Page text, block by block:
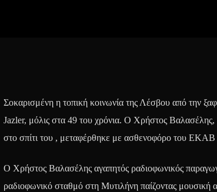
Σοκαρισμένη η τοπική κοινωνία της Λέσβου από την
Jazler, μόλις στα 49 του χρόνια. Ο Χρήστος Βαλασέλης,
στο σπίτι του , μεταφέρθηκε με ασθενοφόρο του ΕΚΑΒ
Ο Χρήστος Βαλασέλης αγαπητός ραδιοφωνικός
ραδιοφωνικό σταθμό στη Μυτιλήνη παίζοντας μουσική